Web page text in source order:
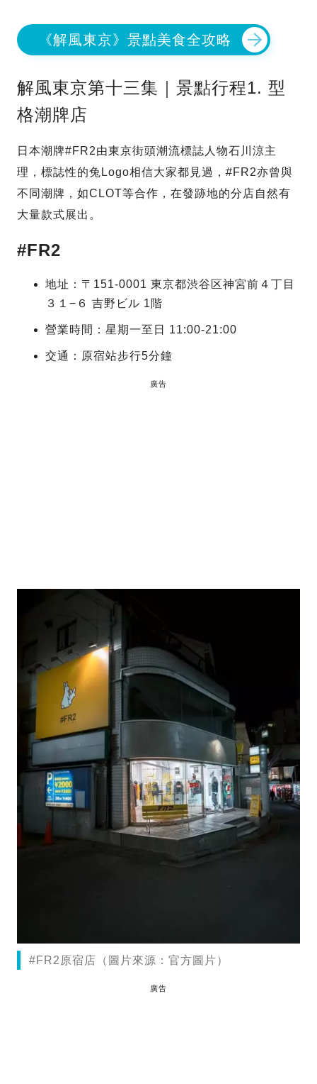
《解風東京》景點美食全攻略
解風東京第十三集｜景點行程1. 型
格潮牌店
日本潮牌#FR2由東京街頭潮流標誌人物石川涼主
理，標誌性的兔Logo相信大家都見過，#FR2亦曾與
不同潮牌，如CLOT等合作，在發跡地的分店自然有
大量款式展出。
#FR2
地址：〒151-0001 東京都渋谷区神宮前４丁目
３１−６ 吉野ビル 1階
營業時間：星期一至日 11:00-21:00
交通：原宿站步行5分鐘
廣告
#FR2原宿店（圖片來源：官方圖片）
廣告